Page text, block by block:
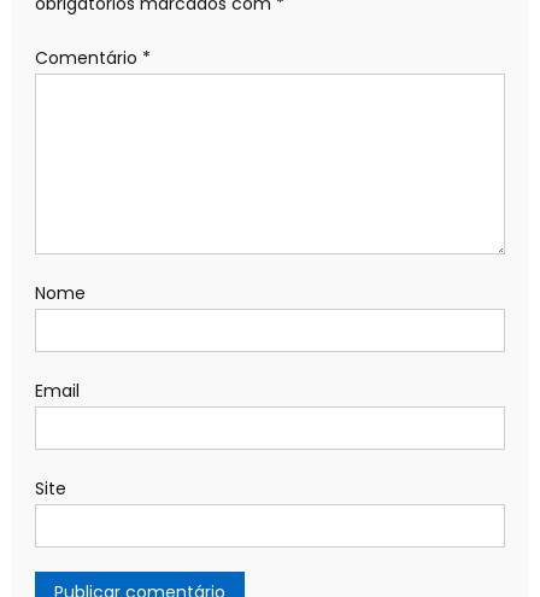
Comentário *
Nome
Email
Site